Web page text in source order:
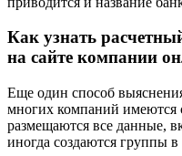
помощью платежных
оплаты за услуги либо
разделе документа
приводится и название
Как узнать